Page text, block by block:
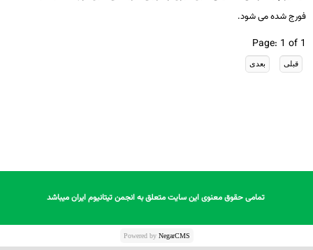
فورج ­شده می­ شود.
Page: 1 of 1
تمامی حقوق معنوی این سایت متعلق به انجمن تیتانیوم ایران میباشد
Powered by NegarCMS